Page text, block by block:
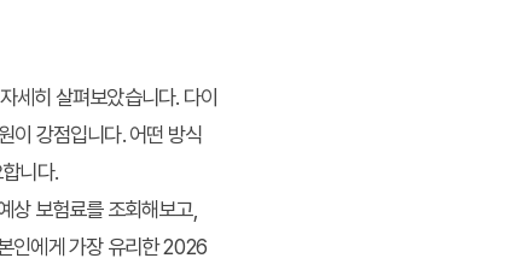
세히 살펴보았습니다. 다이
이 강점입니다. 어떤 방식
니다.
상 보험료를 조회해보고,
인에게 가장 유리한 2026